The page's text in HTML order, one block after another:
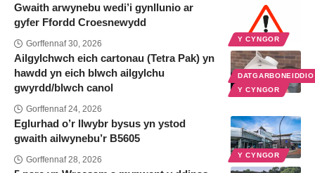
Y CYNGOR
Gwaith arwynebu wedi’i gynllunio ar
gyfer Ffordd Croesnewydd
Gorffennaf 30, 2026
Y CYNGOR
Ailgylchwch eich cartonau (Tetra Pak) yn
hawdd yn eich blwch ailgylchu
gwyrdd/blwch canol
Gorffennaf 24, 2026
Y CYNGOR
Eglurhad o’r llwybr bysus yn ystod
gwaith ailwynebu’r B5605
Gorffennaf 28, 2026